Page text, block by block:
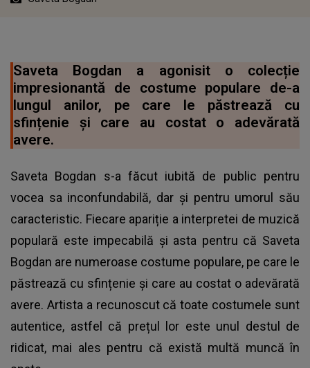
Saveta Bogdan a agonisit o colecție
impresionantă de costume populare de-a
lungul anilor, pe care le păstrează cu
sfințenie și care au costat o adevărată
avere.
Saveta Bogdan s-a făcut iubită de public pentru
vocea sa inconfundabilă, dar și pentru umorul său
caracteristic. Fiecare apariție a interpretei de muzică
populară este impecabilă și asta pentru că Saveta
Bogdan are numeroase costume populare, pe care le
păstrează cu sfințenie și care au costat o adevărată
avere. Artista a recunoscut că toate costumele sunt
autentice, astfel că prețul lor este unul destul de
ridicat, mai ales pentru că există multă muncă în